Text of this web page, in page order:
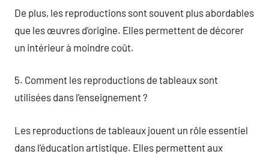
De plus, les reproductions sont souvent plus abordables
que les œuvres d’origine. Elles permettent de décorer
un intérieur à moindre coût.
5. Comment les reproductions de tableaux sont
utilisées dans l’enseignement ?
Les reproductions de tableaux jouent un rôle essentiel
dans l’éducation artistique. Elles permettent aux